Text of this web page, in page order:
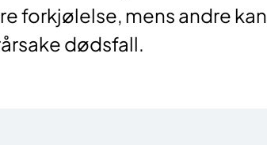
forkjølelse, mens andre kan
dødsfall.